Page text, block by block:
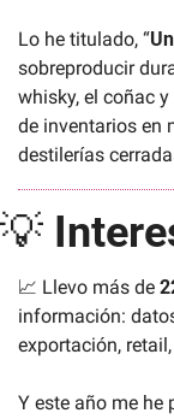
Lo he titulado, “
sobreproducir
whisky, el coñac
de inventarios en
destilerías
💡
📈 Llevo más de
información:
exportación,
Y este año me he